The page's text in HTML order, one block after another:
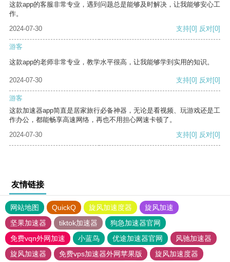
这款app的客服非常专业，遇到问题总是能够及时解决，让我能够安心工
作。
2024-07-30
支持[0] 反对[0]
游客
这款app的老师非常专业，教学水平很高，让我能够学到实用的知识。
2024-07-30 支持[0] 反对[0]
游客
这款加速器app简直是居家旅行必备神器，无论是看视频、玩游戏还是工
作办公，都能畅享高速网络，再也不用担心网速卡顿了。
2024-07-30
支持[0] 反对[0]
友情链接
网站地图 QuickQ 旋风加速度器
旋风加速
坚果加速器
tiktok加速器
狗急加速器官网
免费vqn外网加速
小蓝鸟 优途加速器官网
风驰加速器
旋风加速器
免费vps加速器外网苹果版
旋风加速度器